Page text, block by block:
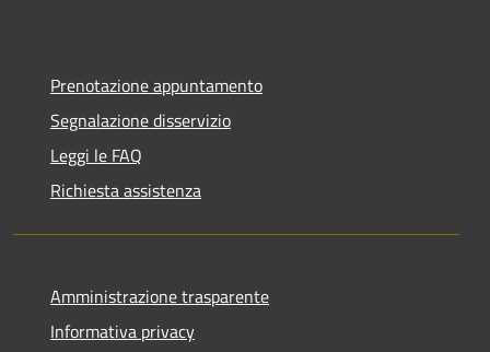
Prenotazione appuntamento
Segnalazione disservizio
Leggi le FAQ
Richiesta assistenza
Amministrazione trasparente
Informativa privacy